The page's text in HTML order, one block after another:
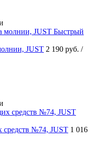
Быстрый
JUST 2 190 руб. /
№74, JUST 1 016